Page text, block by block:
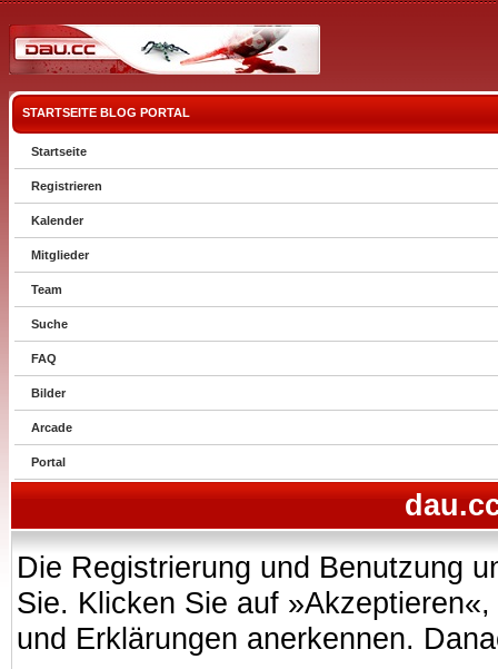
STARTSEITE BLOG PORTAL
Startseite
Registrieren
Kalender
Mitglieder
Team
Suche
FAQ
Bilder
Arcade
Portal
Die Registrierung und Benutzung
Sie. Klicken Sie auf
und Erklärungen anerkennen.